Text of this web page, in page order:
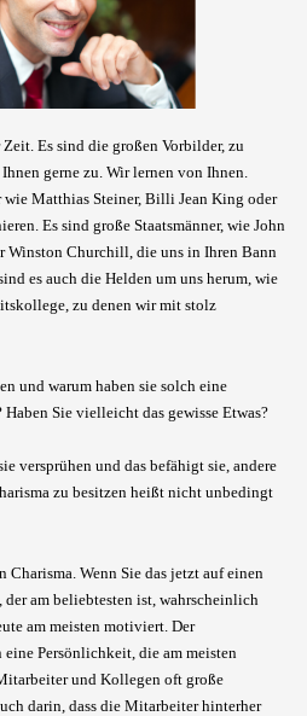
Es sind die großen Vorbilder, zu
gerne zu. Wir lernen von Ihnen.
wie Matthias Steiner, Billi Jean King oder
Es sind große Staatsmänner, wie John
Winston Churchill, die uns in Ihren Bann
es auch die Helden um uns herum, wie
zu denen wir mit stolz
und warum haben sie solch eine
Sie vielleicht das gewisse Etwas?
versprühen und das befähigt sie, andere
zu besitzen heißt nicht unbedingt
Wenn Sie das jetzt auf einen
der am beliebtesten ist, wahrscheinlich
am meisten motiviert. Der
Persönlichkeit, die am meisten
und Kollegen oft große
darin, dass die Mitarbeiter hinterher